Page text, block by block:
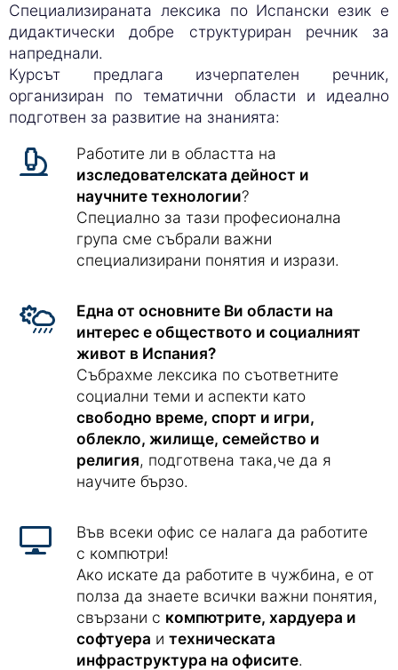
Специализираната лексика по Испански език е
дидактически добре структуриран речник за
напреднали.
Курсът предлага изчерпателен речник,
организиран по тематични области и идеално
подготвен за развитие на знанията:
Работите ли в областта на
изследователската дейност и
научните технологии?
Специално за тази професионална
група сме събрали важни
специализирани понятия и изрази.
Една от основните Ви области на
интерес е обществото и социалният
живот в Испания?
Събрахме лексика по съответните
социални теми и аспекти като
свободно време, спорт и игри,
облекло, жилище, семейство и
религия, подготвена така,че да я
научите бързо.
Във всеки офис се налага да работите
с компютри!
Ако искате да работите в чужбина, е от
полза да знаете всички важни понятия,
свързани с компютрите, хардуера и
софтуера и техническата
инфраструктура на офисите.